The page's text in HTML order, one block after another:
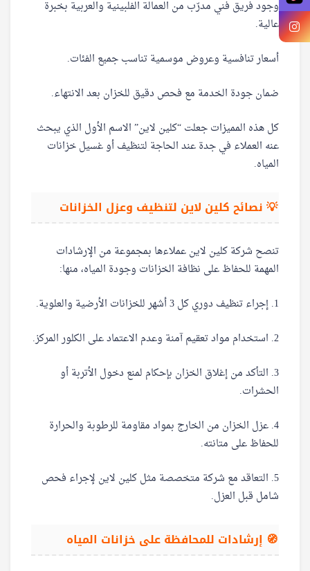
وجود فريق فني مدرّب من العمالة الفلبينية والعربية بخبرة
عالية.
أسعار تنافسية وعروض موسمية تناسب جميع الفئات.
ضمان جودة الخدمة مع فحص دقيق للخزان بعد الانتهاء.
كل هذه المميزات جعلت “كلين لاين” الاسم الأول الذي يبحث
عنه العملاء في جدة عند الحاجة لتنظيف أو غسيل خزانات
المياه.
💡 نصائح كلين لاين لتنظيف وعزل الخزانات
تنصح شركة كلين لاين عملاءها بمجموعة من الإرشادات
المهمة للحفاظ على نظافة الخزانات وجودة المياه، منها:
1. إجراء تنظيف دوري كل 3 أشهر للخزانات الأرضية والعلوية.
2. استخدام مواد تعقيم آمنة وعدم الاعتماد على الكلور المركز.
3. التأكد من إغلاق الخزان بإحكام لمنع دخول الأتربة أو
الحشرات.
4. عزل الخزان من الخارج بمواد مقاومة للرطوبة والحرارة
للحفاظ على متانته.
5. التعاقد مع شركة متخصصة مثل كلين لاين لإجراء فحص
شامل قبل العزل.
🧭 إرشادات للمحافظة على خزانات المياه